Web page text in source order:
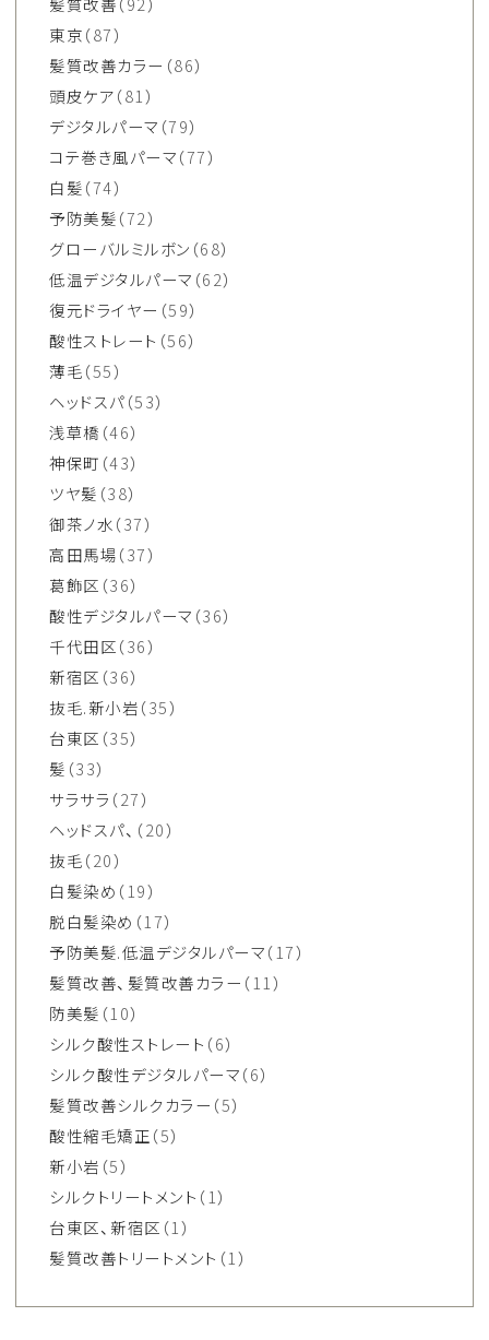
東京（87）
髪質改善カラー （86）
頭皮ケア（81）
デジタルパーマ （79）
コテ巻き風パーマ（77）
白髪（74）
予防美髪（72）
グローバルミルボン （68）
低温デジタルパーマ （62）
復元ドライヤー （59）
酸性ストレート （56）
薄毛（55）
ヘッドスパ（53）
浅草橋 （46）
神保町 （43）
ツヤ髪 （38）
御茶ノ水（37）
高田馬場（37）
葛飾区 （36）
酸性デジタルパーマ （36）
千代田区（36）
新宿区 （36）
抜毛.新小岩（35）
台東区 （35）
髪 （33）
サラサラ （27）
ヘッドスパ、 （20）
抜毛（20）
白髪染め （19）
脱白髪染め （17）
予防美髪.低温デジタルパーマ（17）
髪質改善、髪質改善カラー （11）
防美髪 （10）
シルク酸性ストレート （6）
シルク酸性デジタルパーマ（6）
髪質改善シルクカラー （5）
酸性縮毛矯正（5）
新小岩 （5）
シルクトリートメント （1）
台東区、新宿区 （1）
髪質改善トリートメント （1）